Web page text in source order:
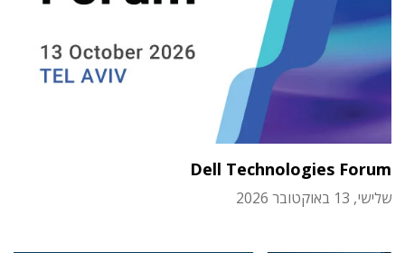
Dell Technologies Forum
שלישי, 13 באוקטובר 2026